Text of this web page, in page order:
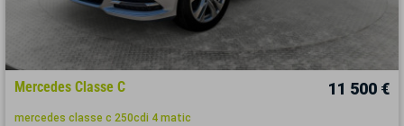
Mercedes Classe C 11 500 €
mercedes classe c 250cdi 4 matic